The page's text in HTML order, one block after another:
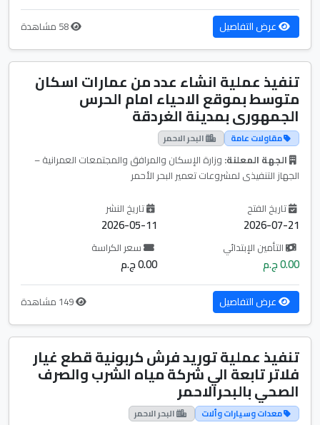
عرض التفاصيل
تنفيذ عملية انشاء عدد من عمارات اسكان
متوسط بموقع الاحياء امام الحرس
الجمهورى بمدينة الغردقة
مقاولات عامة البحر الاحمر
الجهة المعلنة: وزارة الإسكان والمرافق والمجتمعات العمرانية –
الجهاز التنفيذى لمشروعات تعمير البحر الأحمر
تاريخ الفتح
2026-07-21
تاريخ النشر
2026-05-11
التأمين الإبتدائي
0.00 ج.م
سعر الكراسة
0.00 ج.م
عرض التفاصيل
تنفيذ عملية توريد فرش كربونية قطع غيار
فلاتر تابعة الي شركة مياه الشرب والصرف
الصحي بالبحرالاحمر
معدات وسيارات وألات البحر الاحمر